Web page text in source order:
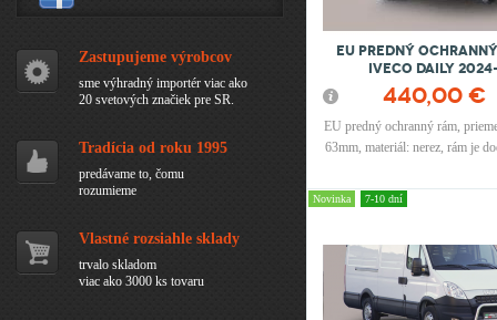
EU Predný
IVECO Daily
440,00 €
EU predný ochranný rám,
63mm, materiál: nerez, rám je
Novinka 7-10 dní
Zastupujeme výrobcov
sme výhradný importér viac ako
20 svetových značiek pre SR.
Tradícia od roku 1995
predávame to, čomu
rozumieme
Vlastné rozsiahle sklady
trvalo skladom
viac ako 3000 ks tovaru